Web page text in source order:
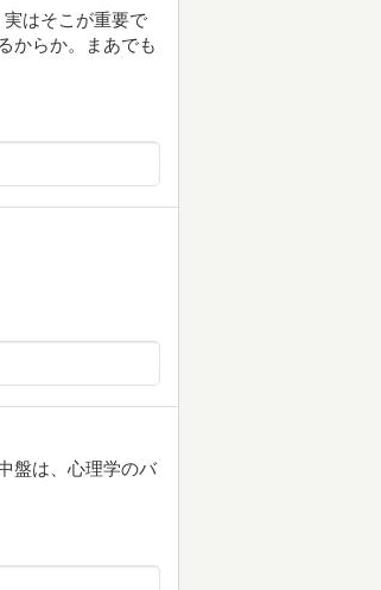
はそこが重要で
からか。まあでも
盤は、心理学のバ